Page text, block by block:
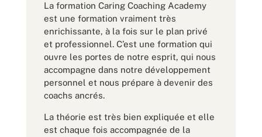
La formation Caring Coaching Academy
est une formation vraiment très
enrichissante, à la fois sur le plan privé
et professionnel. C’est une formation qui
ouvre les portes de notre esprit, qui nous
accompagne dans notre développement
personnel et nous prépare à devenir des
coachs ancrés.
La théorie est très bien expliquée et elle
est chaque fois accompagnée de la